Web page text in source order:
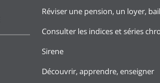
Réviser une pension, un loyer,
Consulter les indices et séries
Sirene
Découvrir, apprendre, enseigner